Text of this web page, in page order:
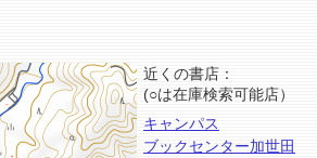
近くの書店：
(○は在庫検索可能店）
キャンパス
ブックセンター加世田